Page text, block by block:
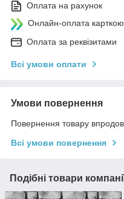
Оплата на рахунок
Онлайн-оплата
Оплата за реквізитами
Всі умови оплати
Умови повернення
Повернення товару
Всі умови повернення
Подібні товари